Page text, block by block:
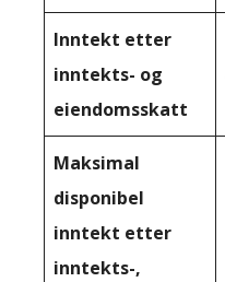
Inntekt etter
inntekts- og
eiendomsskatt
Maksimal
disponibel
inntekt etter
inntekts-,